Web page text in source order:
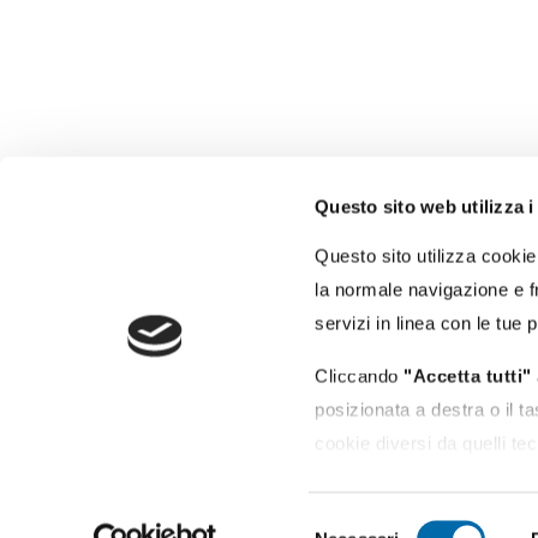
Questo sito web utilizza i
Questo sito utilizza
la normale navigazione e
servizi in linea con le tue
Cliccando "Accetta tutti"
posizionata a destra o il
cookie diversi da quelli
basso a sinistra; per
Autorità di Sistema
Portuale del Mar Tirreno
Centro Settentrionale
Porti di Civitavecchia - Fiumicino - Gaeta
Molo Vespucci - 00053 Civitavecchia (RM)
Privacy Policy Cookie Policy